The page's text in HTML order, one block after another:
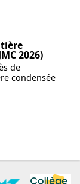
2026)
de
condensée